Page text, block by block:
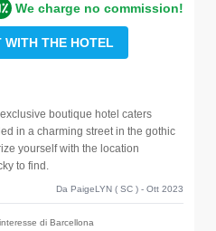
We charge no commission!
WITH THE HOTEL
boutique hotel caters
in a charming street in the gothic
yourself with the location
to find.
Da PaigeLYN ( SC ) - Ott 2023
di Barcellona